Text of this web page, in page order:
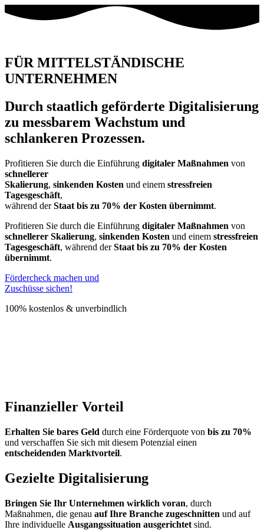
FÜR MITTELSTÄNDISCHE
UNTERNEHMEN
Durch staatlich geförderte Digitalisierung
zu messbarem Wachstum und
schlankeren Prozessen.
Profitieren Sie durch die Einführung digitaler Maßnahmen von
schnellerer
Skalierung, sinkenden Kosten und einem stressfreien
Tagesgeschäft,
während derStaat bis zu 70% der Kosten übernimmt.
Profitieren Sie durch die Einführung digitaler Maßnahmen von
schnellerer Skalierung, sinkenden Kosten und einem stressfreien
Tagesgeschäft, während derStaat bis zu 70% der Kosten
übernimmt.
Fördercheck machen und
Zuschüsse sichen!
100% kostenlos & unverbindlich
Finanzieller Vorteil
Erhalten Sie bares Geld durch eine Förderquote von bis zu 70%
und verschaffen Sie sich mit diesem Potenzial einen
entscheidenden Marktvorteil.
Gezielte Digitalisierung
Bringen Sie Ihr Unternehmen wirklich voran, durch
Maßnahmen, die genau auf Ihre Branche zugeschnitten und auf
Ihre individuelle Ausgangssituation ausgerichtet sind.